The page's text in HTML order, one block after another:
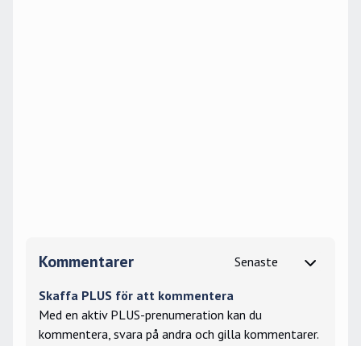
Kommentarer
Skaffa PLUS för att kommentera
Med en aktiv PLUS-prenumeration kan du
kommentera, svara på andra och gilla kommentarer.